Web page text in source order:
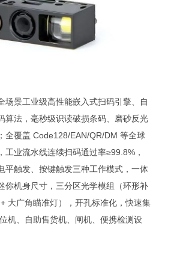
场景工业级高性能嵌入式扫码引擎、自
算法，毫秒级识读破损条码、磨砂反光
全覆盖 Code128/EAN/QR/DM 等全球
工业流水线连续扫码通过率≥99.8%，
平触发、按键触发三种工作模式，一体
你机身尺寸，三分区光学模组（环形补
大广角瞄准灯），开孔标准化，快速集
机、自助售货机、闸机、便携检测设